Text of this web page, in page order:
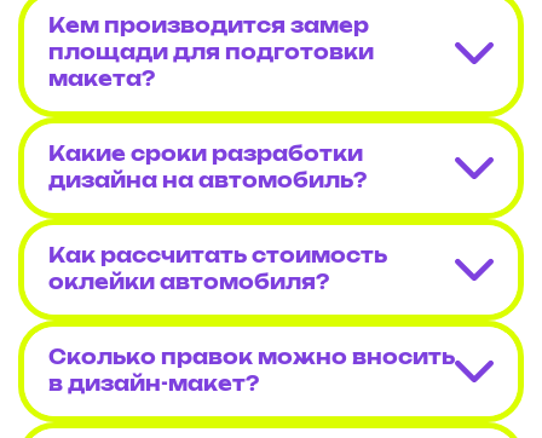
Кем производится замер
площади для подготовки
макета?
Какие сроки разработки
дизайна на автомобиль?
Как рассчитать стоимость
оклейки автомобиля?
Сколько правок можно вносить
в дизайн-макет?